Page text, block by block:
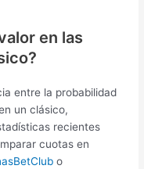
en las
entre la probabilidad
un clásico,
recientes
cuotas en
o